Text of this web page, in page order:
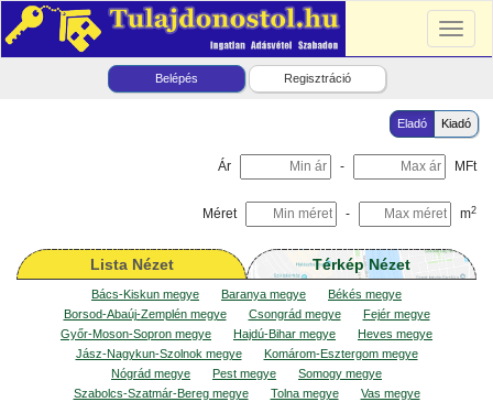
Belépés Regisztráció
Eladó Kiadó
Ár - MFt
Méret - m2
Lista Nézet Térkép Nézet
Bács-Kiskun megye Baranya megye
Békés megye
Borsod-Abaúj-Zemplén megye
Csongrád megye
Fejér megye
Győr-Moson-Sopron megye
Hajdú-Bihar megye
Heves megye
Jász-Nagykun-Szolnok megye
Komárom-Esztergom megye
Nógrád megye
Pest megye
Somogy megye
Szabolcs-Szatmár-Bereg megye
Tolna megye
Vas megye